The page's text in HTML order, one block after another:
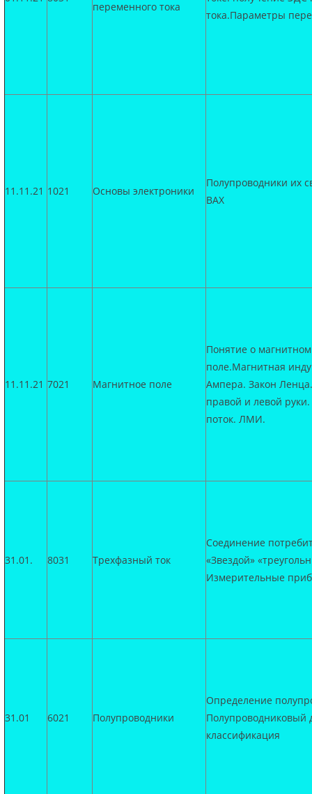
переменного тока
тока.Параметры
11.11.21 1021 Основы электроники
Полупроводники их
ВАХ
11.11.21 7021 Магнитное поле
Понятие о магнитном
поле.Магнитная
Ампера. Закон
правой и левой
поток. ЛМИ.
31.01. 8031 Трехфазный ток
Соединение
«Звездой»
Измерительные
31.01 6021 Полупроводники
Определение
Полупроводниковый
классификация